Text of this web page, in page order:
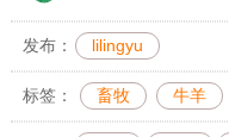
发布： lilingyu
标签： 畜牧 牛羊